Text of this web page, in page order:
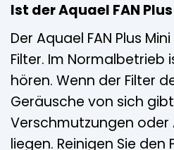
Ist der Aquael FAN
Der Aquael FAN Plus
Filter. Im Normalbetrieb
hören. Wenn der Filter
Geräusche von sich
Verschmutzungen oder
liegen. Reinigen Sie den